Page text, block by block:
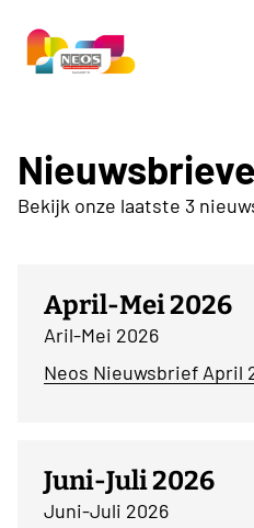
Bekijk onze laatste 3
April-Mei 2026
Aril-Mei 2026
Neos Nieuwsbrief April
Juni-Juli 2026
Juni-Juli 2026